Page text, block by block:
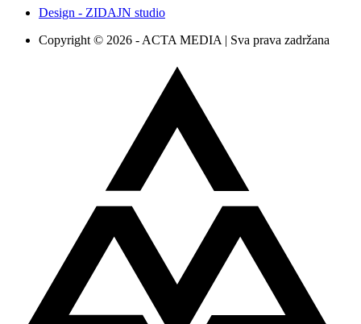
Design - ZIDAJN studio
Copyright © 2026 - ACTA MEDIA | Sva prava zadržana